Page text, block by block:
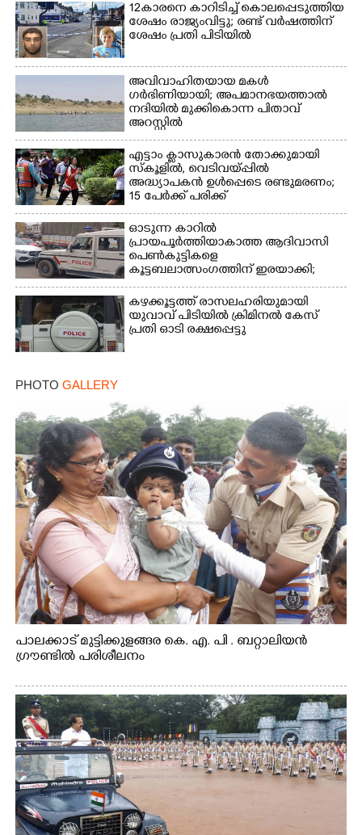
12കാരനെ കാറിടിച്ച് കൊലപ്പെടുത്തിയ
ശേഷം രാജ്യംവിട്ടു; രണ്ട് വർഷത്തിന്
ശേഷം പ്രതി പിടിയിൽ
അവിവാഹിതയായ മകൾ
ഗർഭിണിയായി; അപമാനഭയത്താൽ
നദിയിൽ മുക്കികൊന്ന പിതാവ്
അറസ്റ്റിൽ
എട്ടാം ക്ളാസുകാരൻ തോക്കുമായി
സ്കൂളിൽ, വെടിവയ്പ്പിൽ
അദ്ധ്യാപകൻ ഉൾപ്പെടെ രണ്ടുമരണം;
15 പേർക്ക് പരിക്ക്
ഓടുന്ന കാറിൽ
പ്രായപൂർത്തിയാകാത്ത ആദിവാസി
പെൺകുട്ടികളെ
കൂട്ടബലാത്സംഗത്തിന് ഇരയാക്കി;
മൂന്ന് പേർ പിടിയിൽ
കഴക്കൂട്ടത്ത് രാസലഹരിയുമായി
യുവാവ് പിടിയിൽ ക്രിമിനൽ കേസ്
പ്രതി ഓടി രക്ഷപ്പെട്ടു
PHOTO GALLERY
പാലക്കാട് മുട്ടിക്കുളങ്ങര കെ. എ. പി . ബറ്റാലിയൻ
ഗ്രൗണ്ടിൽ പരിശീലനം